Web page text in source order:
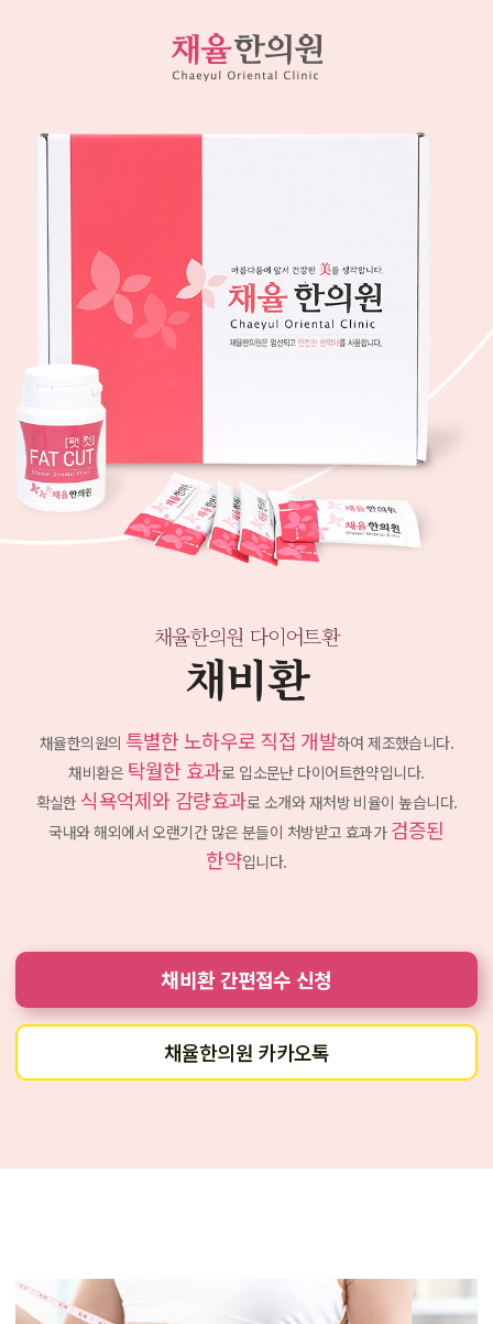
채율한의원 다이어트환
채비환
채율한의원의 특별한 노하우로 직접 개발하여 제조했습니다.
채비환은 탁월한 효과로 입소문난 다이어트한약입니다.
확실한 식욕억제와 감량효과로 소개와 재처방 비율이 높습니다.
국내와 해외에서 오랜기간 많은 분들이 처방받고 효과가 검증된
한약입니다.
채비환 간편접수 신청
채율한의원 카카오톡